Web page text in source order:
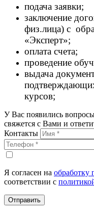
подача заявки;
заключение
физ.лица) с
«Эксперт»;
оплата счета;
проведение
выдача
курсов;
У Вас появились
свяжется с Вами и
Контакты
Я согласен на обработку
соответствии с
Отправить